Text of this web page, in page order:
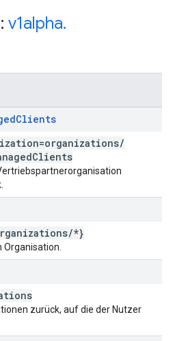
v1alpha.
Clients
/
Clients
/*}
zurück, auf die der Nutzer